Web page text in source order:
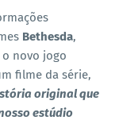
Bethesda,
o novo jogo
filme da série,
original que
estúdio